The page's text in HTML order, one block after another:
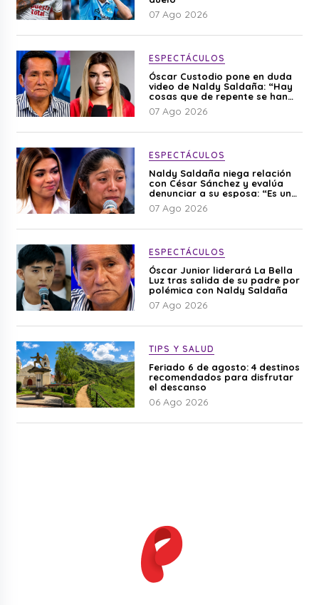
07 Ago 2026
ESPECTÁCULOS
Óscar Custodio pone en duda
video de Naldy Saldaña: “Hay
cosas que de repente se han
editado”
07 Ago 2026
ESPECTÁCULOS
Naldy Saldaña niega relación
con César Sánchez y evalúa
denunciar a su esposa: “Es una
difamación”
07 Ago 2026
ESPECTÁCULOS
Óscar Junior liderará La Bella
Luz tras salida de su padre por
polémica con Naldy Saldaña
07 Ago 2026
TIPS Y SALUD
Feriado 6 de agosto: 4 destinos
recomendados para disfrutar
el descanso
06 Ago 2026